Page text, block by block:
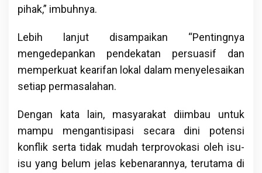
pihak,” imbuhnya.
Lebih lanjut disampaikan “Pentingnya
mengedepankan pendekatan persuasif dan
memperkuat kearifan lokal dalam menyelesaikan
setiap permasalahan.
Dengan kata lain, masyarakat diimbau untuk
mampu mengantisipasi secara dini potensi
konflik serta tidak mudah terprovokasi oleh isu-
isu yang belum jelas kebenarannya, terutama di